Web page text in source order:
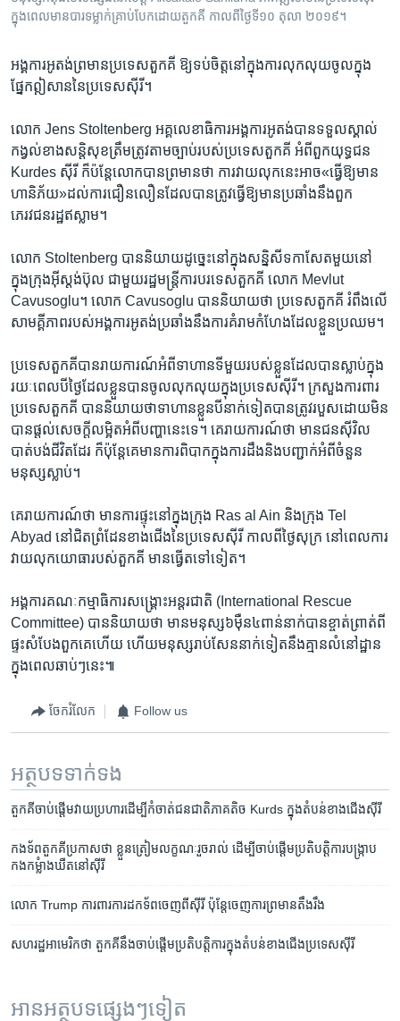
ទៅ​
កាន់​
ស្វែង​
ភាសា
ក្នុង​ពេល​មាន​បារ​ទម្លាក់​គ្រាប់​បែក​ដោយ​តួកគី កាល​ពី​ថ្ងៃទី​១០ តុលា ២០១៩។
អង្គការ​អូតង់​ព្រមាន​ប្រទេស​តួកគី​ ឱ្យ​ទប់​ចិត្ត​នៅ​ក្នុង​ការ​លុក​លុយ​ចូលក្នុង​
ផ្នែក​ឦសាន​នៃ​ប្រទេស​ស៊ីរី។
លោក ​Jens Stoltenberg ​អគ្គលេខាធិការ​អង្គការ​អូតង់​បាន​ទទួល​ស្គាល់​
កង្វល់​ខាង​សន្តិសុខ​ត្រឹម​ត្រូវ​តាម​ច្បាប់​របស់​ប្រទេស​តួកគី​ អំពី​ពួក​យុទ្ធជន​
Kurdes​ ស៊ីរី ក៏​ប៉ន្តែ​លោក​បាន​ព្រមាន​ថា ការ​វាយ​លុក​នេះ​អាច​«ធ្វើ​ឱ្យ​មាន​
ហានិភ័យ»​ដល់ការ​ជឿន​លឿន​ដែល​បាន​ត្រូវ​ធ្វើ​ឱ្យ​មាន​ប្រឆាំង​នឹង​ពួក​
ភេរវជនរដ្ឋ​ឥស្លាម។
លោក ​Stoltenberg​ បាន​និយាយ​ដូច្នេះ​នៅ​ក្នុង​សន្និសីទ​កាសែត​មួយ​នៅ​
ក្នុង​ក្រុង​អ៊ីស្តង់ប៊ុល​ ជាមួយ​រដ្ឋមន្ត្រី​ការបរទេស​តួកគី ​លោក Mevlut
Cavusoglu។​ លោក Cavusoglu ​បាន​និយាយ​ថា​ ប្រទេស​តួកគី​ រំពឹង​លើ​
សាមគ្គីភាពរបស់​អង្គការ​អូតង់​ប្រឆាំង​នឹង​ការ​គំរាម​កំហែង​ដែល​ខ្លួន​ប្រឈម។
ប្រទេស​តួកគី​បាន​រាយការណ៍​អំពី​ទាហានទីមួយ​របស់​ខ្លួន​ដែល​បាន​ស្លាប់​ក្នុង​
រយៈ​ពេល​បី​ថ្ងៃ​ដែល​ខ្លួន​បាន​ចូល​លុក​លុយ​ក្នុង​ប្រទេស​ស៊ីរី។ ក្រសួង​ការពារ​
ប្រទេស​តួកគី ​បាន​និយាយ​ថា​ទាហាន​ខ្លួន​បី​នាក់​ទៀត​បាន​ត្រូវ​របួស​ដោយ​មិន​
បាន​ផ្តល់​សេចក្តី​លម្អិត​អំពី​បញ្ហា​នេះ​ទេ។ គេ​រាយការណ៍​ថា​ មាន​ជន​ស៊ីវិល​
បាត់​បង់​ជីវិត​ដែរ ​ក៏​ប៉ុន្តែ​គេ​មាន​ការ​ពិបាក​ក្នុង​ការ​ដឹង​និង​បញ្ជាក់អំពី​ចំនួន​
មនុស្ស​ស្លាប់។
គេ​រាយការណ៍​ថា​ មាន​ការ​ផ្ទុះ​នៅ​ក្នុង​ក្រុង Ras al Ain ​និង​ក្រុង ​Tel
Abyad ​នៅ​ជិត​ព្រំ​ដែន​ខាង​ជើង​នៃ​ប្រទេស​ស៊ីរី​ កាល​ពីថ្ងៃ​សុក្រ​ នៅ​ពេល​ការ​
វាយ​លុក​យោធា​របស់​តួកគី មាន​ធ្វើ​តទៅ​ទៀត។
អង្គការ​គណៈ​កម្មាធិការ​សង្គ្រោះ​អន្តរជាតិ (International Rescue
Committee) ​បាន​និយាយ​ថា​ មាន​មនុស្ស​៦​ម៉ឺន​៤​ពាន់​នាក់​បាន​ខ្ចាត់​ព្រាត់​ពី​
ផ្ទះ​សំបែង​ពួក​គេ​ហើយ ហើយ​មនុស្ស​រាប់​សែន​នាក់​ទៀត​នឹង​គ្មាន​លំនៅដ្ឋាន​
ក្នុង​ពេល​ឆាប់ៗ​នេះ៕
ចែករំលែក Follow us
អត្ថបទ​ទាក់ទង
តួកគីចាប់ផ្តើម​វាយ​ប្រហារដើម្បីកំចាត់​ជន​ជាតិ​ភាគ​តិច Kurds ក្នុង​តំបន់​ខាង​ជើង​​ស៊ីរី
កងទ័ព​តួកគី​ប្រកាស​ថា​ ខ្លួន​ត្រៀម​លក្ខណៈ​រួចរាល់​ ​ដើម្បី​ចាប់ផ្តើម​ប្រតិបត្តិការបង្ក្រាប​
កងកម្លំាង​ឃឺត​នៅ​ស៊ីរី
លោក Trump ការពារ​ការ​ដកទ័ព​ចេញ​ពី​ស៊ីរី​ ប៉ុន្តែ​ចេញ​ការ​ព្រមាន​តឹងរឹង
សហរដ្ឋ​អាមេរិក​ថា តួកគី​នឹង​ចាប់ផ្ដើម​ប្រតិបត្តិការ​ក្នុង​តំបន់​ខាង​ជើង​ប្រទេស​ស៊ីរី
អានអត្ថបទផ្សេងៗទៀត